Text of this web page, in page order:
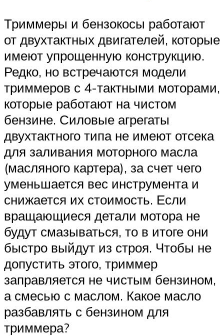
Триммеры и бензокосы работают
от двухтактных двигателей, которые
имеют упрощенную конструкцию.
Редко, но встречаются модели
триммеров с 4-тактными моторами,
которые работают на чистом
бензине. Силовые агрегаты
двухтактного типа не имеют отсека
для заливания моторного масла
(масляного картера), за счет чего
уменьшается вес инструмента и
снижается их стоимость. Если
вращающиеся детали мотора не
будут смазываться, то в итоге они
быстро выйдут из строя. Чтобы не
допустить этого, триммер
заправляется не чистым бензином,
а смесью с маслом. Какое масло
разбавлять с бензином для
триммера?